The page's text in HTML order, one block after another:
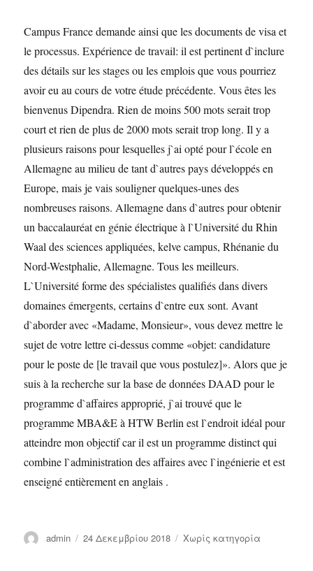
Campus France demande ainsi que les documents de visa et
le processus. Expérience de travail: il est pertinent d`inclure
des détails sur les stages ou les emplois que vous pourriez
avoir eu au cours de votre étude précédente. Vous êtes les
bienvenus Dipendra. Rien de moins 500 mots serait trop
court et rien de plus de 2000 mots serait trop long. Il y a
plusieurs raisons pour lesquelles j`ai opté pour l`école en
Allemagne au milieu de tant d`autres pays développés en
Europe, mais je vais souligner quelques-unes des
nombreuses raisons. Allemagne dans d`autres pour obtenir
un baccalauréat en génie électrique à l`Université du Rhin
Waal des sciences appliquées, kelve campus, Rhénanie du
Nord-Westphalie, Allemagne. Tous les meilleurs.
L`Université forme des spécialistes qualifiés dans divers
domaines émergents, certains d`entre eux sont. Avant
d`aborder avec «Madame, Monsieur», vous devez mettre le
sujet de votre lettre ci-dessus comme «objet: candidature
pour le poste de [le travail que vous postulez]». Alors que je
suis à la recherche sur la base de données DAAD pour le
programme d`affaires approprié, j`ai trouvé que le
programme MBA&E à HTW Berlin est l`endroit idéal pour
atteindre mon objectif car il est un programme distinct qui
combine l`administration des affaires avec l`ingénierie et est
enseigné entièrement en anglais .
Συντάκτης
admin
Δημοσιεύτηκε
24 Δεκεμβρίου 2018 Κατηγορίες
Χωρίς κατηγορία